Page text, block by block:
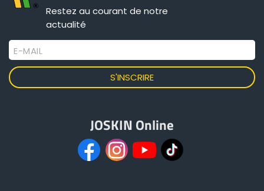
中文
Türk
العربية
Restez au courant de notre
actualité
E-MAIL
JOSKIN Online